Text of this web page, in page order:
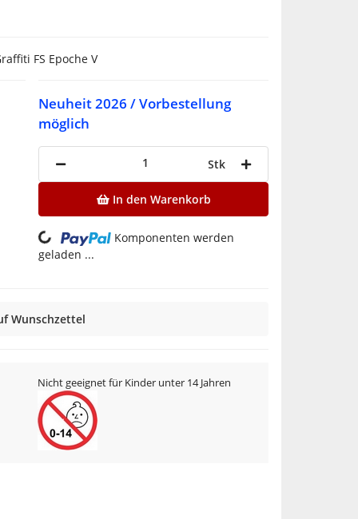
Nicht geeignet für Kinder unter 14 Jahren
FS Epoche V
Wunschzettel
Stk
In den Warenkorb
Loading...
Komponenten werden
geladen ...
Neuheit 2026 / Vorbestellung
möglich